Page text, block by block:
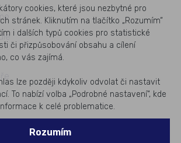
cookies, které jsou nezbytné pro
stránek. Kliknutím na tlačítko „Rozumím“
i dalších typů cookies pro statistické
či přizpůsobování obsahu a cílení
co vás zajímá.
lze později kdykoliv odvolat či nastavit
To nabízí volba „Podrobné nastavení“, kde
k celé problematice.
Rozumím